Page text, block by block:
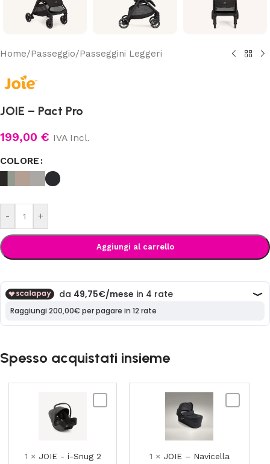
Home/Passeggio/Passeggini Leggeri
JOIE – Pact Pro
199,00 € IVA Incl.
COLORE
- +
Aggiungi al carrello
Spesso acquistati insieme
2
1 × JOIE - i-Snug 2 1 × JOIE – Navicella